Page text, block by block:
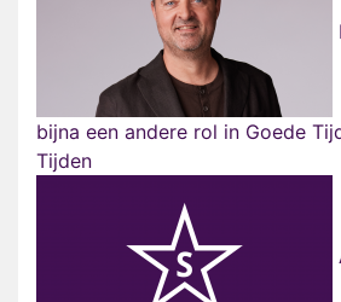
bijna een andere rol in Goede
Tijden